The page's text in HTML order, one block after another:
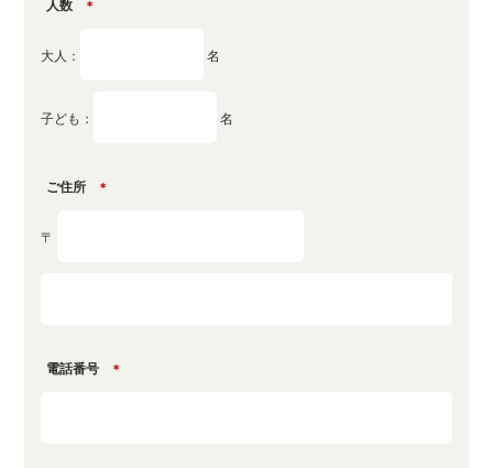
人数 ＊
大人： 名
子ども： 名
ご住所 ＊
〒
電話番号 ＊